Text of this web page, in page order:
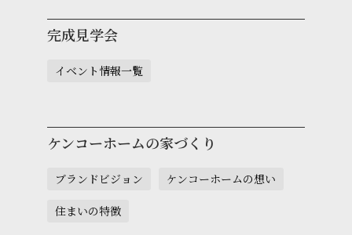
完成見学会
イベント情報一覧
ケンコーホームの家づくり
ブランドビジョン ケンコーホームの想い
住まいの特徴